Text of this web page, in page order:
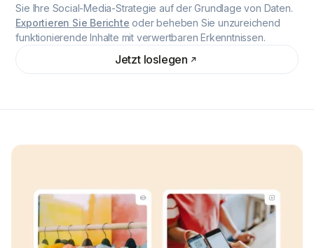
Sie Ihre Social-Media-Strategie auf der Grundlage von Daten.
Exportieren Sie Berichte oder beheben Sie unzureichend
funktionierende Inhalte mit verwertbaren Erkenntnissen.
Jetzt loslegen